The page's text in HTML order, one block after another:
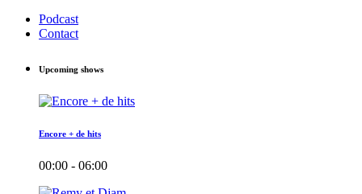
Podcast
Contact
Upcoming shows
Encore + de hits
00:00 - 06:00